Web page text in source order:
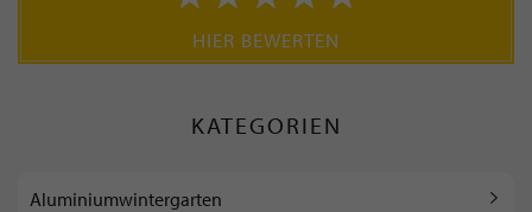
HIER BEWERTEN
KATEGORIEN
Aluminiumwintergarten